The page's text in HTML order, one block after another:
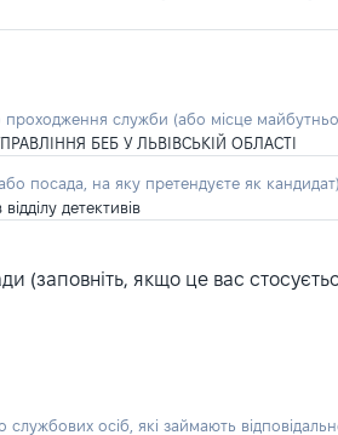
проходження служби (або місце
БЕБ У ЛЬВІВСЬКІЙ ОБЛАСТІ
посада, на яку претендуєте як кандидат)
детективів
(заповніть, якщо це вас
осіб, які займають